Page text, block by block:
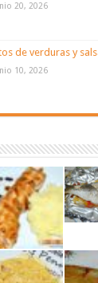
20, 2026
de verduras y
10, 2026